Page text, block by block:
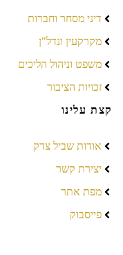
דיני מסחר וחברות
מקרקעין ונדל"ן
משפט וניהול הליכים
זכויות הציבור
קצת עלינו
אודות שביל צדק
יצירת קשר
מפת אתר
פייסבוק